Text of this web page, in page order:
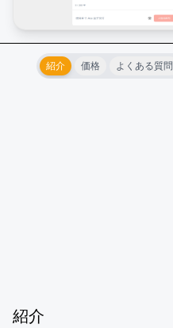
紹介 価格 よくある質問
紹介